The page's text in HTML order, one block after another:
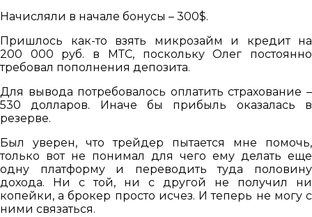
Начисляли в начале бонусы – 300$.
Пришлось как-то взять микрозайм и кредит на
200 000 руб. в МТС, поскольку Олег постоянно
требовал пополнения депозита.
Для вывода потребовалось оплатить страхование –
530 долларов. Иначе бы прибыль оказалась в
резерве.
Был уверен, что трейдер пытается мне помочь,
только вот не понимал для чего ему делать еще
одну платформу и переводить туда половину
дохода. Ни с той, ни с другой не получил ни
копейки, а брокер просто исчез. И теперь не могу с
ними связаться.